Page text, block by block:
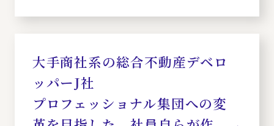
大手商社系の総合不動産デベロ
ッパーJ社
プロフェッショナル集団への変